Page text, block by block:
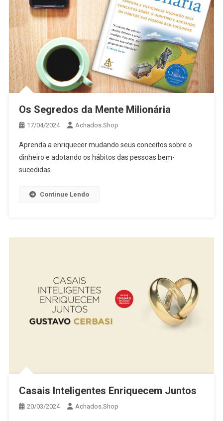
Os Segredos da Mente Milionária
17/04/2024 Achados.Shop
Aprenda a enriquecer mudando seus conceitos sobre o
dinheiro e adotando os hábitos das pessoas bem-
sucedidas.
Continue Lendo
Casais Inteligentes Enriquecem Juntos
20/03/2024 Achados.Shop